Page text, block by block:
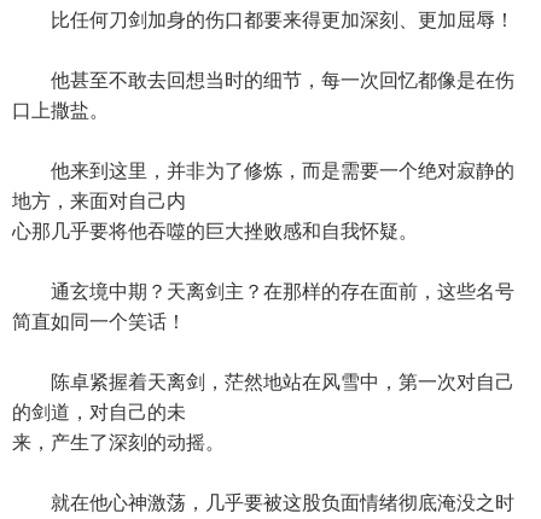
比任何刀剑加身的伤口都要来得更加深刻、更加屈辱！
他甚至不敢去回想当时的细节，每一次回忆都像是在伤
口上撒盐。
他来到这里，并非为了修炼，而是需要一个绝对寂静的
地方，来面对自己内
心那几乎要将他吞噬的巨大挫败感和自我怀疑。
通玄境中期？天离剑主？在那样的存在面前，这些名号
简直如同一个笑话！
陈卓紧握着天离剑，茫然地站在风雪中，第一次对自己
的剑道，对自己的未
来，产生了深刻的动摇。
就在他心神激荡，几乎要被这股负面情绪彻底淹没之时